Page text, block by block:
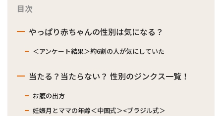
目次
やっぱり赤ちゃんの性別は気になる？
＜アンケート結果＞約6割の人が気にしていた
当たる？当たらない？ 性別のジンクス一覧！
お腹の出方
妊娠月とママの年齢＜中国式＞<ブラジル式＞